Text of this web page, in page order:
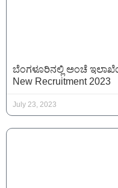
ಬೆಂಗಳೂರಿನಲ್ಲಿ ಅಂಚೆ
New Recruitment 2023
July 23, 2023